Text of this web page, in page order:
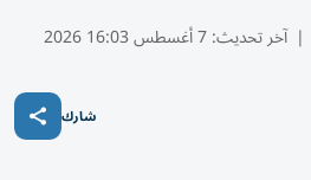
| آخر تحديث:7 أغسطس 16:03 2026
شارك